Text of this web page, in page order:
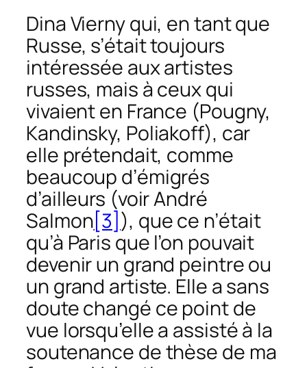
Dina Vierny qui, en tant que
Russe, s’était toujours
intéressée aux artistes
russes, mais à ceux qui
vivaient en France (Pougny,
Kandinsky, Poliakoff), car
elle prétendait, comme
beaucoup d’émigrés
d’ailleurs (voir André
Salmon[3]), que ce n’était
qu’à Paris que l’on pouvait
devenir un grand peintre ou
un grand artiste. Elle a sans
doute changé ce point de
vue lorsqu’elle a assisté à la
soutenance de thèse de ma